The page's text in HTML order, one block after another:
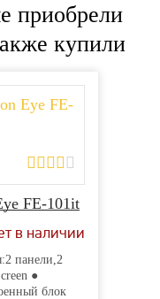
в наличии
2016
в наличии
2016
приобрели
купили
FE-101it
в наличии
панели,2
●
блок